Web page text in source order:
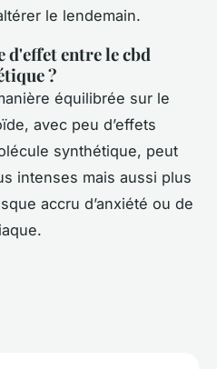
le lendemain.
d'effet entre le cbd
?
équilibrée sur le
avec peu d’effets
synthétique, peut
intenses mais aussi plus
accru d’anxiété ou de